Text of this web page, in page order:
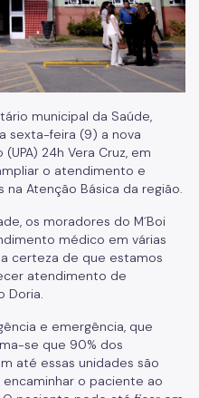
municipal da Saúde,
sexta-feira (9) a nova
24h Vera Cruz, em
o atendimento e
Atenção Básica da região.
os moradores do M´Boi
médico em várias
certeza de que estamos
atendimento de
Doria.
e emergência, que
se que 90% dos
até essas unidades são
o paciente ao